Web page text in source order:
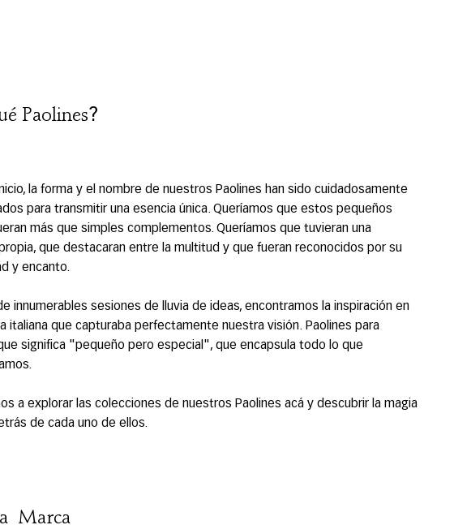
Paolines?
la forma y el nombre de nuestros Paolines han sido cuidadosamente
para transmitir una esencia única. Queríamos que estos pequeños
más que simples complementos. Queríamos que tuvieran una
que destacaran entre la multitud y que fueran reconocidos por su
y encanto.
innumerables sesiones de lluvia de ideas, encontramos la inspiración en
italiana que capturaba perfectamente nuestra visión. Paolines para
significa "pequeño pero especial", que encapsula todo lo que
a explorar las colecciones de nuestros Paolines acá y descubrir la magia
de cada uno de ellos.
Marca